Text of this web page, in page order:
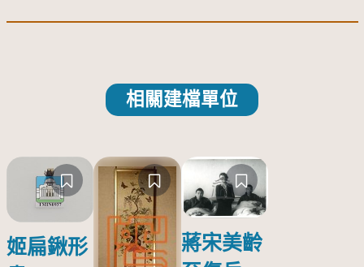
相關建檔單位
姬扁鍬形
蔣宋美齡